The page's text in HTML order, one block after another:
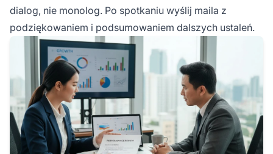
dialog, nie monolog. Po spotkaniu wyślij maila z
podziękowaniem i podsumowaniem dalszych ustaleń.